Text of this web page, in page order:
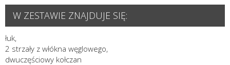
W ZESTAWIE ZNAJDUJE SIĘ:
łuk,
2 strzały z włókna węglowego,
dwuczęściowy kołczan